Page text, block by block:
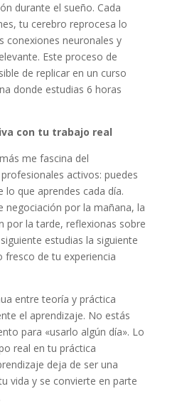
durante el sueño. Cada
tu cerebro reprocesa lo
conexiones neuronales y
Este proceso de
de replicar en un curso
donde estudias 6 horas
con tu trabajo real
me fascina del
activos: puedes
lo que aprendes cada día.
negociación por la mañana, la
por la tarde, reflexionas sobre
estudias la siguiente
de tu experiencia
entre teoría y práctica
el aprendizaje. No estás
para «usarlo algún día». Lo
real en tu práctica
deja de ser una
vida y se convierte en parte